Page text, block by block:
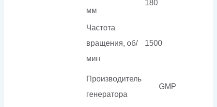
мм
180
Частота
вращения, об/
мин
1500
Производитель
генератора
GMP